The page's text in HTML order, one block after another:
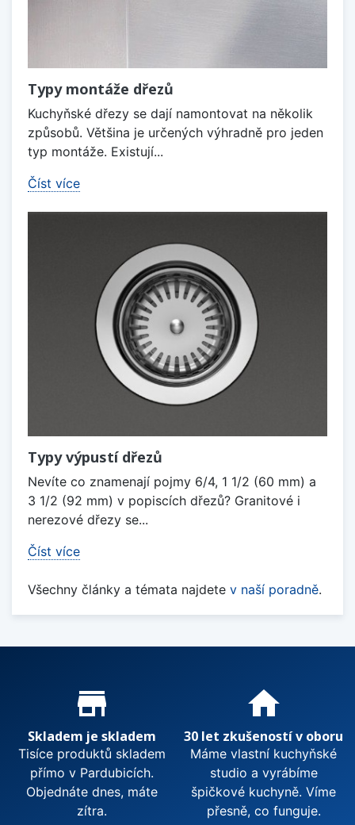
Typy montáže dřezů
Kuchyňské dřezy se dají namontovat na několik
způsobů. Většina je určených výhradně pro jeden
typ montáže. Existují...
Číst více
Typy výpustí dřezů
Nevíte co znamenají pojmy 6/4, 1 1/2 (60 mm) a
3 1/2 (92 mm) v popiscích dřezů? Granitové i
nerezové dřezy se...
Číst více
Všechny články a témata najdete v naší poradně.
Proč nakupovat u nás?
store_mall_directory
Skladem je skladem
Tisíce produktů skladem
přímo v Pardubicích.
Objednáte dnes, máte
zítra.
home
30 let zkušeností v oboru
Máme vlastní kuchyňské
studio a vyrábíme
špičkové kuchyně. Víme
přesně, co funguje.